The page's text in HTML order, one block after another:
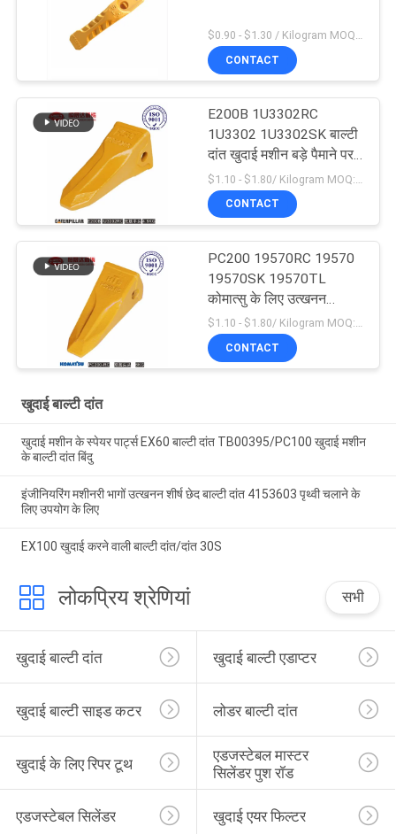
CONTACT
E200B 1U3302RC
1U3302 1U3302SK बाल्टी
दांत खुदाई मशीन बड़े पैमाने पर
उत्पादन
CONTACT
PC200 19570RC 19570
19570SK 19570TL
कोमात्सु के लिए उत्खनन
उपकरण टिकाऊ बाल्टी दांत
$1.10 - $1.80/ Kilogram MOQ:100 किलोग्राम/किलोग्राम
CONTACT
खुदाई बाल्टी दांत
खुदाई मशीन के स्पेयर पार्ट्स EX60 बाल्टी दांत TB00395/PC100 खुदाई मशीन
के बाल्टी दांत बिंदु
इंजीनियरिंग मशीनरी भागों उत्खनन शीर्ष छेद बाल्टी दांत 4153603 पृथ्वी चलाने के
लिए उपयोग के लिए
EX100 खुदाई करने वाली बाल्टी दांत/दांत 30S
लोकप्रिय श्रेणियां सभी
खुदाई बाल्टी दांत खुदाई बाल्टी एडाप्टर
खुदाई बाल्टी साइड कटर लोडर बाल्टी दांत
खुदाई के लिए रिपर टूथ
एडजस्टेबल मास्टर
सिलेंडर पुश रॉड
एडजस्टेबल सिलेंडर खुदाई एयर फिल्टर